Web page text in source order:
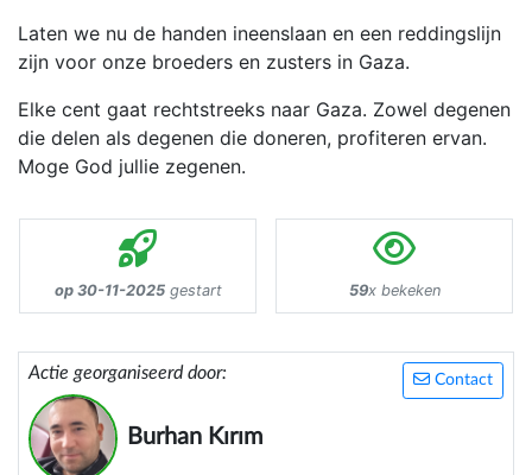
Laten we nu de handen ineenslaan en een reddingslijn
zijn voor onze broeders en zusters in Gaza.
Elke cent gaat rechtstreeks naar Gaza. Zowel degenen
die delen als degenen die doneren, profiteren ervan.
Moge God jullie zegenen.
op 30-11-2025gestart 59x bekeken
Contact
Actie georganiseerd door:
Burhan Kırım